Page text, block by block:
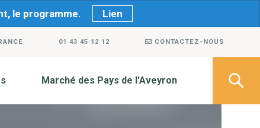
le programme. Lien
01 43 45 12 12 CONTACTEZ-NOUS
Marché des Pays de l'Aveyron